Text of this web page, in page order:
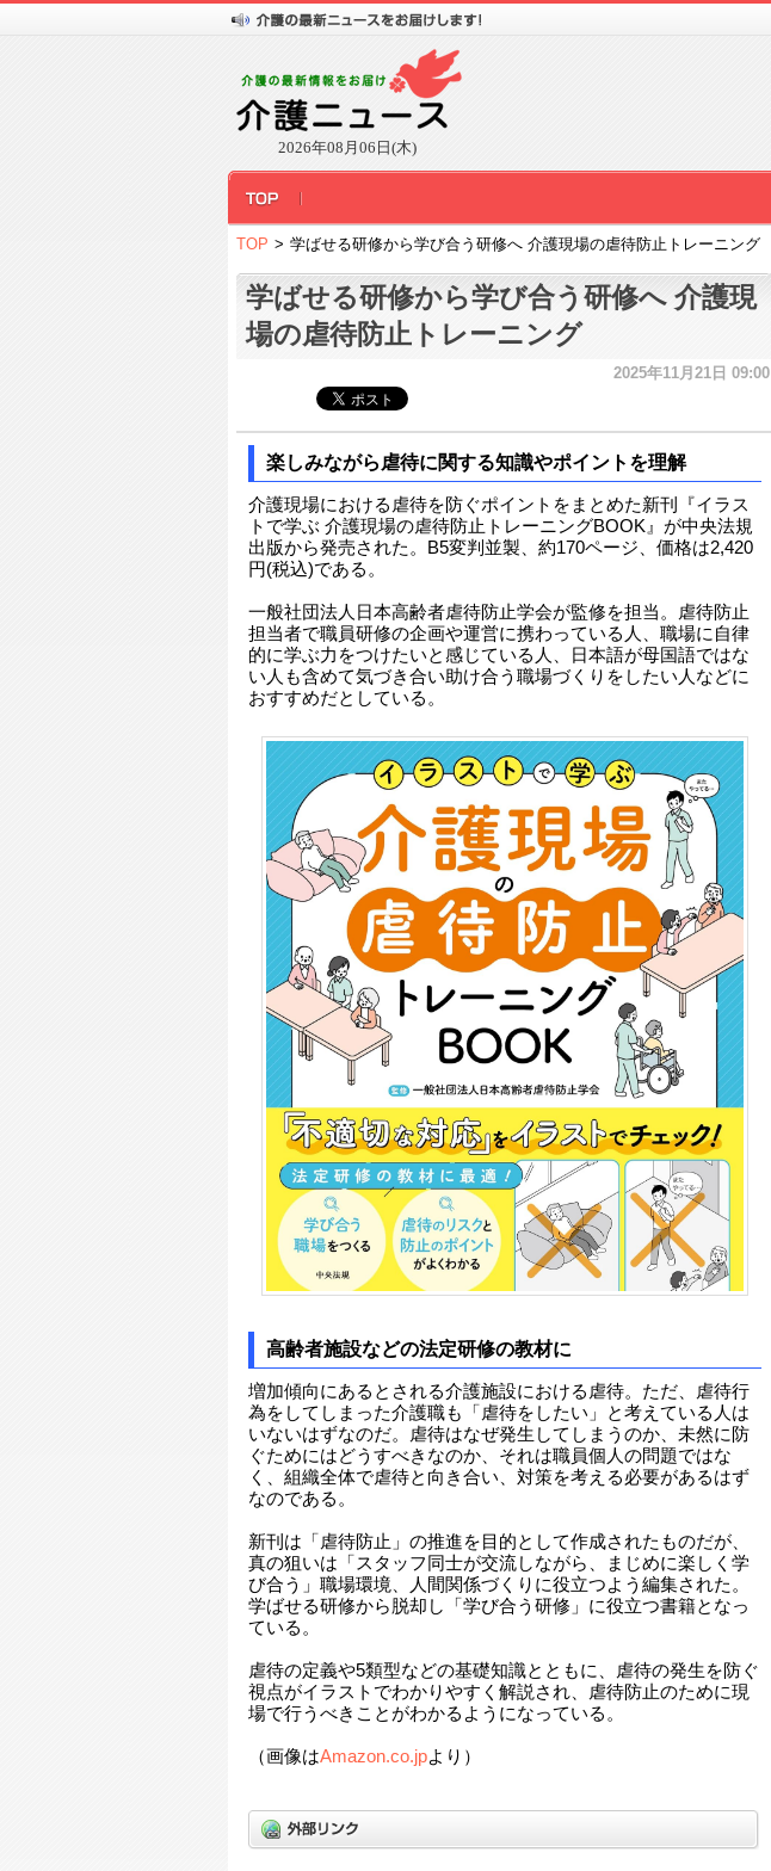
2026年08月06日(木)
TOP > 学ばせる研修から学び合う研修へ 介護現場の虐待防止トレーニング
学ばせる研修から学び合う研修へ 介護現
場の虐待防止トレーニング
2025年11月21日 09:00
楽しみながら虐待に関する知識やポイントを理解
介護現場における虐待を防ぐポイントをまとめた新刊『イラス
トで学ぶ 介護現場の虐待防止トレーニングBOOK』が中央法規
出版から発売された。B5変判並製、約170ページ、価格は2,420
円(税込)である。
一般社団法人日本高齢者虐待防止学会が監修を担当。虐待防止
担当者で職員研修の企画や運営に携わっている人、職場に自律
的に学ぶ力をつけたいと感じている人、日本語が母国語ではな
い人も含めて気づき合い助け合う職場づくりをしたい人などに
おすすめだとしている。
高齢者施設などの法定研修の教材に
増加傾向にあるとされる介護施設における虐待。ただ、虐待行
為をしてしまった介護職も「虐待をしたい」と考えている人は
いないはずなのだ。虐待はなぜ発生してしまうのか、未然に防
ぐためにはどうすべきなのか、それは職員個人の問題ではな
く、組織全体で虐待と向き合い、対策を考える必要があるはず
なのである。
新刊は「虐待防止」の推進を目的として作成されたものだが、
真の狙いは「スタッフ同士が交流しながら、まじめに楽しく学
び合う」職場環境、人間関係づくりに役立つよう編集された。
学ばせる研修から脱却し「学び合う研修」に役立つ書籍となっ
ている。
虐待の定義や5類型などの基礎知識とともに、虐待の発生を防ぐ
視点がイラストでわかりやすく解説され、虐待防止のために現
場で行うべきことがわかるようになっている。
（画像はAmazon.co.jpより）